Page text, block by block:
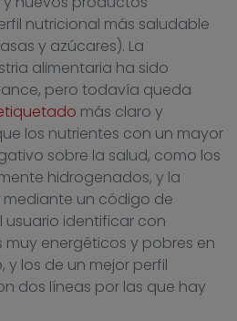
nutricional más saludable
y azúcares). La
alimentaria ha sido
pero todavía queda
más claro y
los nutrientes con un mayor
sobre la salud, como los
hidrogenados, y la
un código de
usuario identificar con
energéticos y pobres en
y los de un mejor perfil
dos líneas por las que hay